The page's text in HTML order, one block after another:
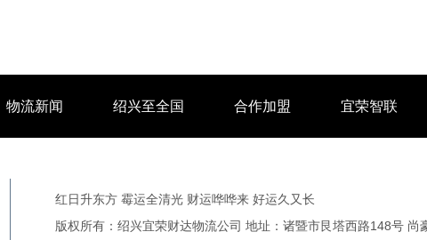
物流新闻 绍兴至全国 合作加盟 宜荣智联
红日升东方 霉运全清光 财运哗哗来 好运久又长
版权所有：绍兴宜荣财达物流公司 地址：诸暨市艮塔西路148号 尚